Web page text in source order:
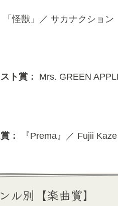
「怪獣」／ サカナクショ
ト賞： Mrs. GREEN
： 『Prema』／ Fujii
ル別【楽曲賞】